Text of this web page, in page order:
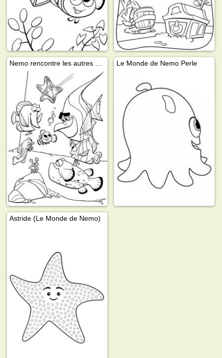
Le Monde de Nemo Perle
Astride (Le Monde de Nemo)